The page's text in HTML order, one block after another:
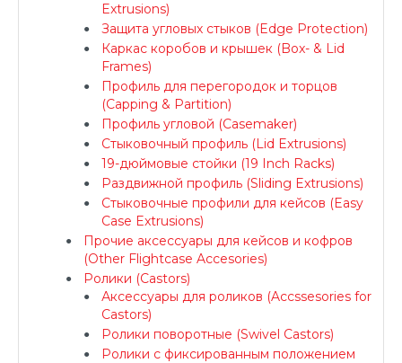
Extrusions)
Защита угловых стыков (Edge Protection)
Каркас коробов и крышек (Box- & Lid
Frames)
Профиль для перегородок и торцов
(Capping & Partition)
Профиль угловой (Casemaker)
Стыковочный профиль (Lid Extrusions)
19-дюймовые стойки (19 Inch Racks)
Раздвижной профиль (Sliding Extrusions)
Стыковочные профили для кейсов (Easy
Case Extrusions)
Прочие аксессуары для кейсов и кофров
(Other Flightcase Accesories)
Ролики (Castors)
Аксессуары для роликов (Accssesories for
Castors)
Ролики поворотные (Swivel Castors)
Ролики с фиксированным положением